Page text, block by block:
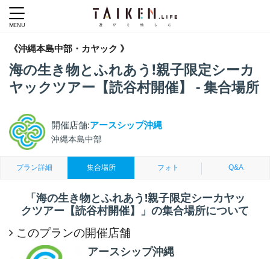
《沖縄本島中部・カヤック 》
海の生き物とふれあう!親子限定シーカ
ヤックツアー【読谷村開催】 - 集合場所
開催店舗:アースシップ沖縄
沖縄本島中部
プラン詳細 集合場所 フォト Q&A
「海の生き物とふれあう!親子限定シーカヤッ
クツアー【読谷村開催】」の集合場所について
このプランの開催店舗
アースシップ沖縄